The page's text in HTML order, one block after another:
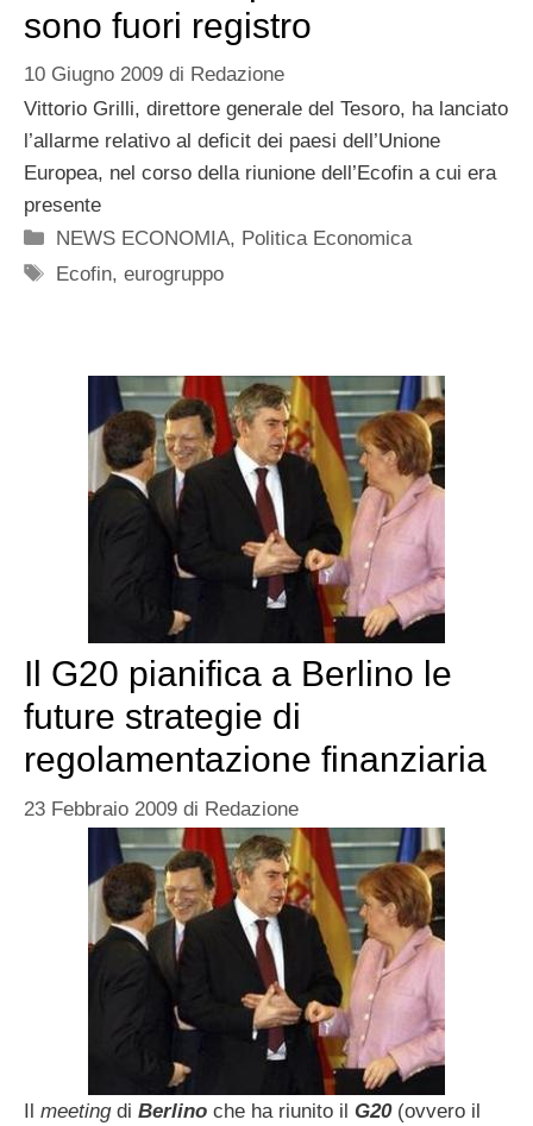
sono fuori registro
10 Giugno 2009 di Redazione
Vittorio Grilli, direttore generale del Tesoro, ha lanciato
l’allarme relativo al deficit dei paesi dell’Unione
Europea, nel corso della riunione dell’Ecofin a cui era
presente
Categorie
NEWS ECONOMIA, Politica Economica
Tag
Ecofin,eurogruppo
Il G20 pianifica a Berlino le
future strategie di
regolamentazione finanziaria
23 Febbraio 2009 di Redazione
Il meetingdi Berlino che ha riunito il G20(ovvero il